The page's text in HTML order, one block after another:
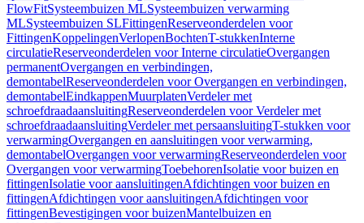
FlowFitSysteembuizen MLSysteembuizen verwarming
MLSysteembuizen SLFittingenReserveonderdelen voor
FittingenKoppelingenVerlopenBochtenT-stukkenInterne
circulatieReserveonderdelen voor Interne circulatieOvergangen
permanentOvergangen en verbindingen,
demontabelReserveonderdelen voor Overgangen en verbindingen,
demontabelEindkappenMuurplatenVerdeler met
schroefdraadaansluitingReserveonderdelen voor Verdeler met
schroefdraadaansluitingVerdeler met persaansluitingT-stukken voor
verwarmingOvergangen en aansluitingen voor verwarming,
demontabelOvergangen voor verwarmingReserveonderdelen voor
Overgangen voor verwarmingToebehorenIsolatie voor buizen en
fittingenIsolatie voor aansluitingenAfdichtingen voor buizen en
fittingenAfdichtingen voor aansluitingenAfdichtingen voor
fittingenBevestigingen voor buizenMantelbuizen en